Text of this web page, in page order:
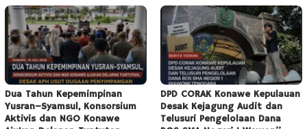
Dua Tahun Kepemimpinan
Yusran–Syamsul, Konsorsium
Aktivis dan NGO Konawe
DPD CORAK Konawe Kepulauan
Desak Kejagung Audit dan
Telusuri Pengelolaan Dana